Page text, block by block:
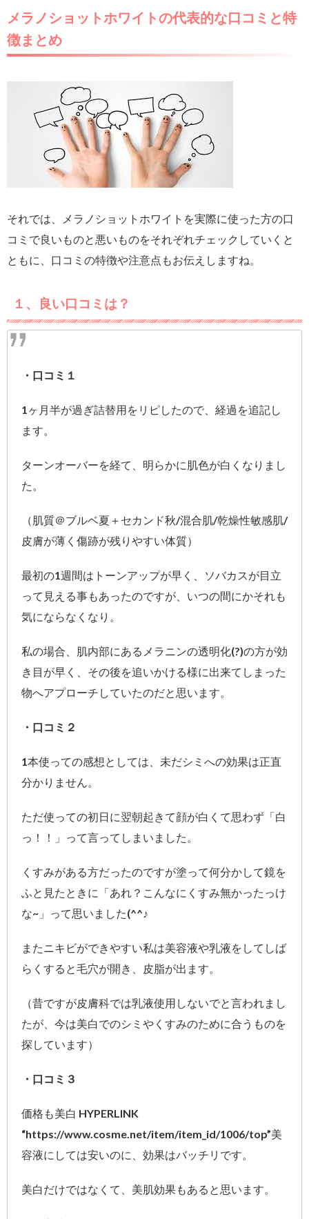
メラノショットホワイトの代表的な口コミと特
徴まとめ
それでは、メラノショットホワイトを実際に使った方の口
コミで良いものと悪いものをそれぞれチェックしていくと
ともに、口コミの特徴や注意点もお伝えしますね。
１、良い口コミは？
・口コミ１
1ヶ月半が過ぎ詰替用をリピしたので、経過を追記し
ます。
ターンオーバーを経て、明らかに肌色が白くなりまし
た。
（肌質＠ブルベ夏＋セカンド秋/混合肌/乾燥性敏感肌/
皮膚が薄く傷跡が残りやすい体質）
最初の1週間はトーンアップが早く、ソバカスが目立
って見える事もあったのですが、いつの間にかそれも
気にならなくなり。
私の場合、肌内部にあるメラニンの透明化(?)の方が効
き目が早く、その後を追いかける様に出来てしまった
物へアプローチしていたのだと思います。
・口コミ２
1本使っての感想としては、未だシミへの効果は正直
分かりません。
ただ使っての初日に翌朝起きて顔が白くて思わず「白
っ！！」って言ってしまいました。
くすみがある方だったのですが塗って何分かして鏡を
ふと見たときに「あれ？こんなにくすみ無かったっけ
な~」って思いました(^^♪
またニキビができやすい私は美容液や乳液をしてしば
らくすると毛穴が開き、皮脂が出ます。
（昔ですが皮膚科では乳液使用しないでと言われまし
たが、今は美白でのシミやくすみのために合うものを
探しています）
・口コミ３
価格も美白 HYPERLINK
“https://www.cosme.net/item/item_id/1006/top”美
容液にしては安いのに、効果はバッチリです。
美白だけではなくて、美肌効果もあると思います。